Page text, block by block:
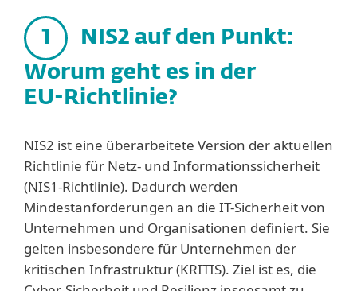
1
NIS2 auf den Punkt:
Worum geht es in der
EU-Richtlinie?
NIS2 ist eine überarbeitete Version der aktuellen
Richtlinie für Netz- und Informationssicherheit
(NIS1-Richtlinie). Dadurch werden
Mindestanforderungen an die IT-Sicherheit von
Unternehmen und Organisationen definiert. Sie
gelten insbesondere für Unternehmen der
kritischen Infrastruktur (KRITIS). Ziel ist es, die